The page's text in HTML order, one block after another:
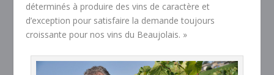
déterminés à produire des vins de caractère et
d’exception pour satisfaire la demande toujours
croissante pour nos vins du Beaujolais. »